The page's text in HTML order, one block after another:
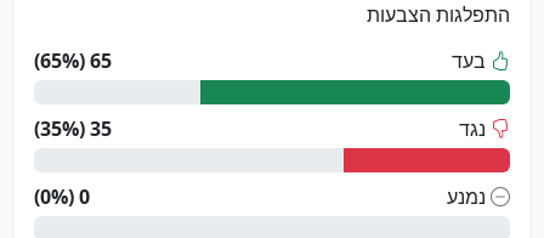
התפלגות הצבעות
בעד
65 (65%)
נגד 35 (35%)
נמנע 0 (0%)